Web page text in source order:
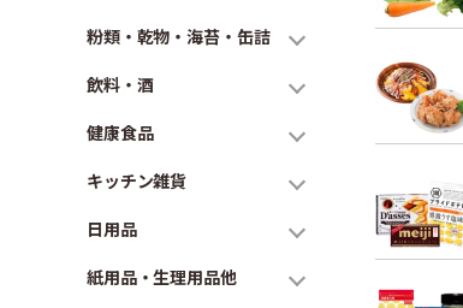
粉類・乾物・海苔・缶詰
飲料・酒
健康食品
キッチン雑貨
日用品
紙用品・生理用品他